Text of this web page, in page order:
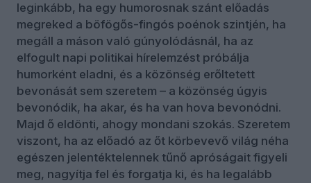
leginkább, ha egy humorosnak szánt előadás
megreked a böfögős-fingós poénok szintjén, ha
megáll a máson való gúnyolódásnál, ha az
elfogult napi politikai hírelemzést próbálja
humorként eladni, és a közönség erőltetett
bevonását sem szeretem – a közönség úgyis
bevonódik, ha akar, és ha van hova bevonódni.
Majd ő eldönti, ahogy mondani szokás. Szeretem
viszont, ha az előadó az őt körbevevő világ néha
egészen jelentéktelennek tűnő apróságait figyeli
meg, nagyítja fel és forgatja ki, és ha legalább